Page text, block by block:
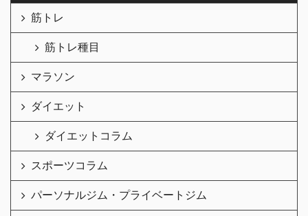
筋トレ
筋トレ種目
マラソン
ダイエット
ダイエットコラム
スポーツコラム
パーソナルジム・プライベートジム